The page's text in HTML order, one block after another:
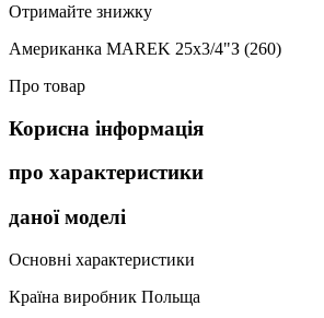
Отримайте знижку
Американка MAREK 25х3/4"З (260)
Про товар
Корисна інформація
про характеристики
даної моделі
Основні характеристики
Країна виробник Польща